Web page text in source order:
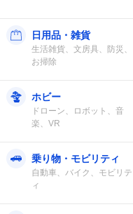
日用品・雑貨
生活雑貨、文房具、防災、
お掃除
ホビー
ドローン、ロボット、音
楽、VR
乗り物・モビリティ
自動車、バイク、モビリテ
ィ